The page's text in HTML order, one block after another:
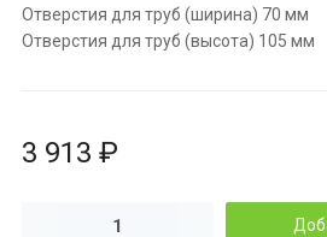
Отверстия для труб (ширина) 70 мм
Отверстия для труб (высота) 105 мм
3 913 ₽